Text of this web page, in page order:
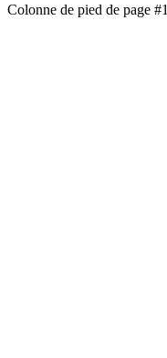
Colonne de pied de page #1